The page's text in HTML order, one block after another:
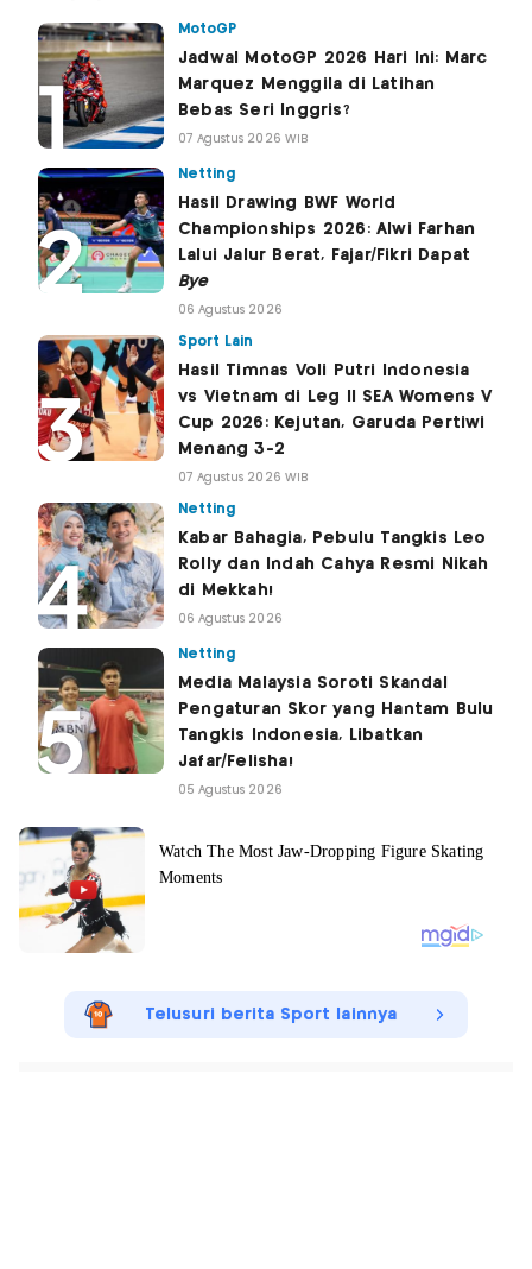
MotoGP
Jadwal MotoGP 2026 Hari Ini: Marc
Marquez Menggila di Latihan
Bebas Seri Inggris?
07 Agustus 2026 WIB
Netting
Hasil Drawing BWF World
Championships 2026: Alwi Farhan
Lalui Jalur Berat, Fajar/Fikri Dapat
Bye
06 Agustus 2026
Sport Lain
Hasil Timnas Voli Putri Indonesia
vs Vietnam di Leg II SEA Womens V
Cup 2026: Kejutan, Garuda Pertiwi
Menang 3-2
07 Agustus 2026 WIB
Netting
Kabar Bahagia, Pebulu Tangkis Leo
Rolly dan Indah Cahya Resmi Nikah
di Mekkah!
06 Agustus 2026
Netting
Media Malaysia Soroti Skandal
Pengaturan Skor yang Hantam Bulu
Tangkis Indonesia, Libatkan
Jafar/Felisha!
05 Agustus 2026
Telusuri berita Sport lainnya